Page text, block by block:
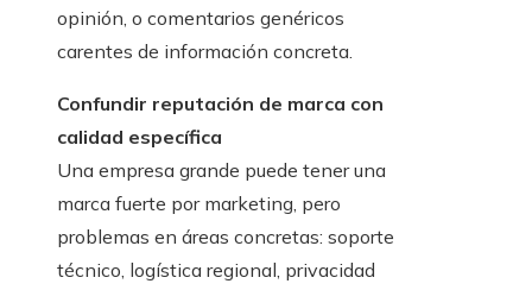
opinión, o comentarios genéricos
carentes de información concreta.
Confundir reputación de marca con
calidad específica
Una empresa grande puede tener una
marca fuerte por marketing, pero
problemas en áreas concretas: soporte
técnico, logística regional, privacidad